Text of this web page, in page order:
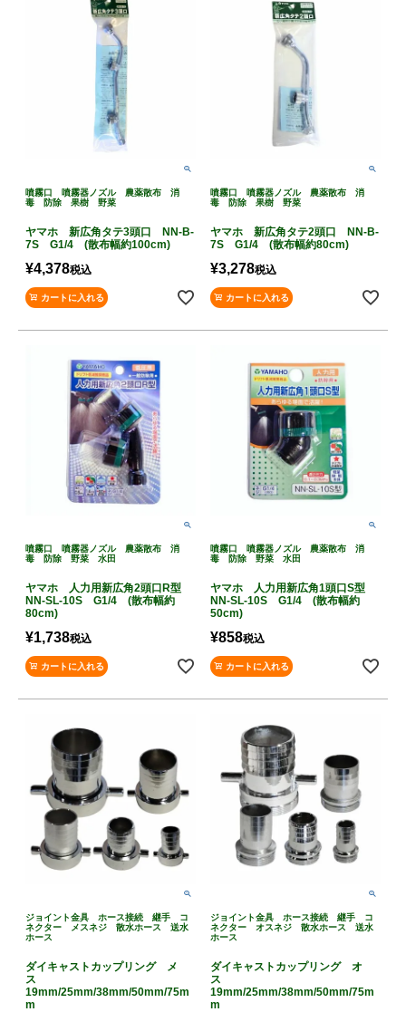
噴霧口 噴霧器ノズル 農薬散布 消
毒 防除 果樹 野菜
ヤマホ 新広角タテ3頭口 NN-B-
7S G1/4 (散布幅約100cm)
¥4,378税込
カートに入れる
噴霧口 噴霧器ノズル 農薬散布 消
毒 防除 果樹 野菜
ヤマホ 新広角タテ2頭口 NN-B-
7S G1/4 (散布幅約80cm)
¥3,278税込
カートに入れる
噴霧口 噴霧器ノズル 農薬散布 消
毒 防除 野菜 水田
ヤマホ 人力用新広角2頭口R型
NN-SL-10S G1/4 (散布幅約
80cm)
¥1,738税込
カートに入れる
噴霧口 噴霧器ノズル 農薬散布 消
毒 防除 野菜 水田
ヤマホ 人力用新広角1頭口S型
NN-SL-10S G1/4 (散布幅約
50cm)
¥858税込
カートに入れる
ジョイント金具 ホース接続 継手 コ
ネクター メスネジ 散水ホース 送水
ホース
ダイキャストカップリング メ
ス
19mm/25mm/38mm/50mm/75m
m
ジョイント金具 ホース接続 継手 コ
ネクター オスネジ 散水ホース 送水
ホース
ダイキャストカップリング オ
ス
19mm/25mm/38mm/50mm/75m
m